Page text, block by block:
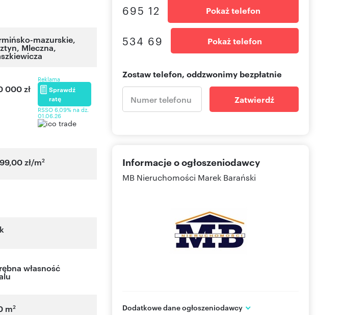
mazurskie,
, Mleczna,
000 zł
Reklama
Sprawdź
ratę
RSSO 6,09% na dz.
01.06.26
zł/m2
własność
m2
695 12 Pokaż telefon
534 69 Pokaż telefon
Zostaw telefon, oddzwonimy bezpłatnie
Zatwierdź
Informacje o ogłoszeniodawcy
MB Nieruchomości Marek Barański
Dodatkowe dane ogłoszeniodawcy